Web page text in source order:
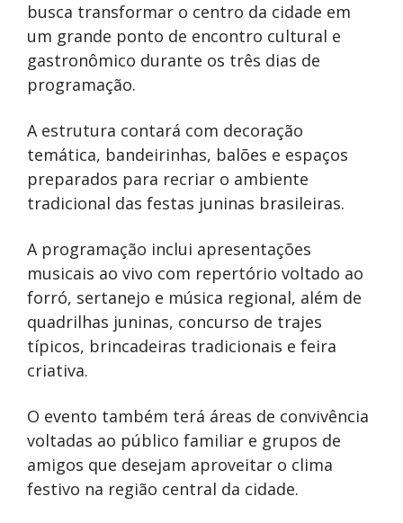
busca transformar o centro da cidade em
um grande ponto de encontro cultural e
gastronômico durante os três dias de
programação.
A estrutura contará com decoração
temática, bandeirinhas, balões e espaços
preparados para recriar o ambiente
tradicional das festas juninas brasileiras.
A programação inclui apresentações
musicais ao vivo com repertório voltado ao
forró, sertanejo e música regional, além de
quadrilhas juninas, concurso de trajes
típicos, brincadeiras tradicionais e feira
criativa.
O evento também terá áreas de convivência
voltadas ao público familiar e grupos de
amigos que desejam aproveitar o clima
festivo na região central da cidade.